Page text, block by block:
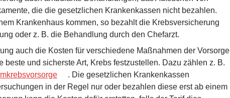
die die gesetzlichen Krankenkassen nicht bezahlen.
Krankenhaus kommen, so bezahlt die Krebsversicherung
oder z. B. die Behandlung durch den Chefarzt.
auch die Kosten für verschiedene Maßnahmen der Vorsorge
beste und sicherste Art, Krebs festzustellen. Dazu zählen z. B.
. Die gesetzlichen Krankenkassen
in der Regel nur oder bezahlen diese erst ab einem